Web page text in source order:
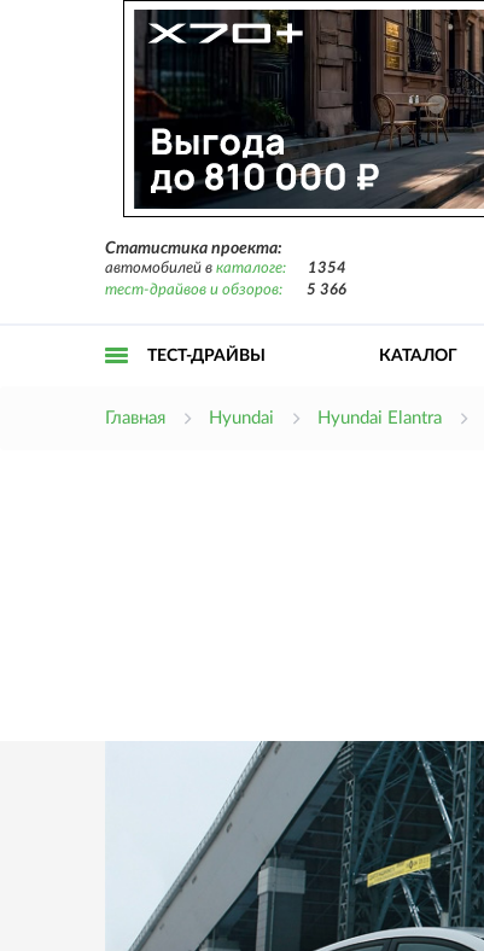
Статистика проекта:
автомобилей в каталоге:
1354
тест-драйвов и обзоров:
5 366
ТЕСТ-ДРАЙВЫ КАТАЛОГ
Главная Hyundai Hyundai Elantra